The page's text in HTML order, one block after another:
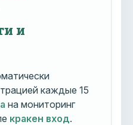
и
каждые 15
на мониторинг
кракен вход.